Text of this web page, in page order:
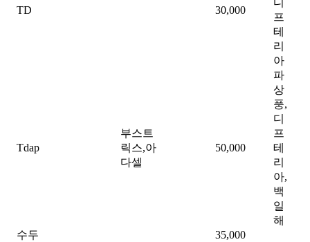
TD 30,000
디
프
테
리
아
Tdap
부스트
릭스,아
다셀
50,000
파
상
풍,
디
프
테
리
아,
백
일
해
수두
35,000